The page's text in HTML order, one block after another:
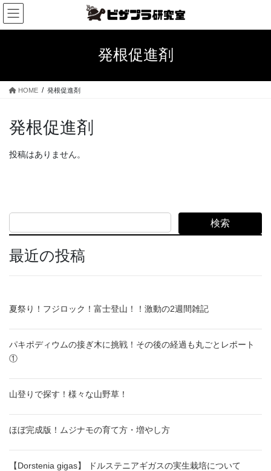
コ
ン
テ
ス
ナ
ビ
ゲ
ン
発根促進剤
HOME 発根促進剤
発根促進剤
投稿はありません。
検索
最近の投稿
夏祭り！フジロック！富士登山！！激動の2週間雑記
パキポディウムの接ぎ木に挑戦！その後の経過も丸ごとレポート
①
山登りで探す！様々な山野草！
ほぼ完成版！ムジナモの育て方・増やし方
【Dorstenia gigas】 ドルステニアギガスの実生栽培について